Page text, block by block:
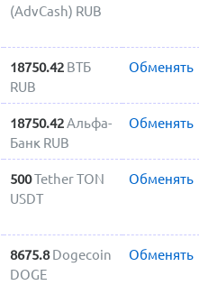
(AdvCash) RUB
18750.42 ВТБ
RUB
Обменять
18750.42Альфа-
Банк RUB
Обменять
500Tether TON
USDT
Обменять
8675.8 Dogecoin
DOGE
Обменять